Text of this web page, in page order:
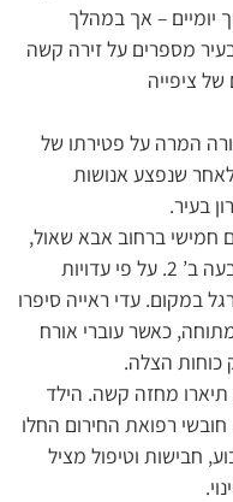
יומיים – אך במהלך
מספרים על זירה קשה
של ציפייה
המרה על פטירתו של
ז”ל, בן 11 בלבד, לאחר שנפצע אנושות
בעיר.
חמישי ברחוב אבא שאול,
אחד הרחובות המרכזיים והסואנים בגבעה ב’ 2. על פי עדויות
במקום. עדי ראייה סיפרו
כאשר עוברי אורח
כוחות הצלה.
תיארו מחזה קשה. הילד
רפואת החירום החלו
חבישות וטיפול מציל